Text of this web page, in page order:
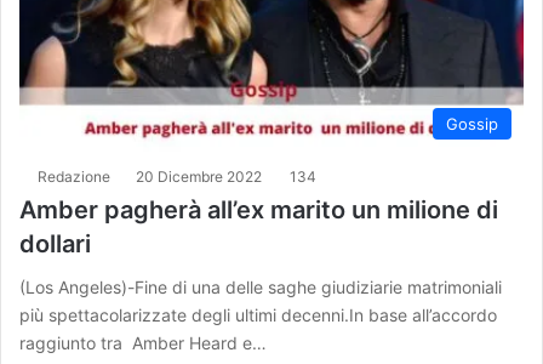
Gossip
Redazione 20 Dicembre 2022 134
Amber pagherà all’ex marito un milione di
dollari
(Los Angeles)-Fine di una delle saghe giudiziarie matrimoniali
più spettacolarizzate degli ultimi decenni.In base all’accordo
raggiunto tra Amber Heard e…